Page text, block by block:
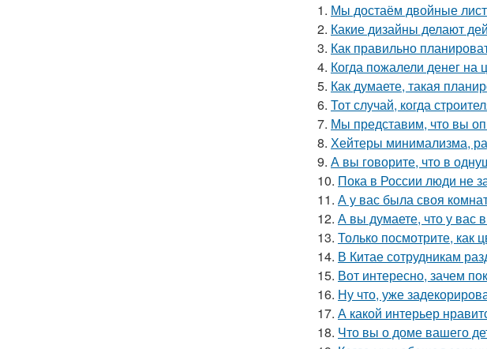
1. Мы достаём двойные
2. Какие дизайны делают
3. Как правильно
4. Когда пожалели денег
5. Как думаете, такая
6. Тот случай, когда
7. Мы представим, что вы
8. Хейтеры минимализма,
9. А вы говорите, что в
10. Пока в России люди не
11. А у вас была своя
12. А вы думаете, что у вас
13. Только посмотрите, как
14. В Китае сотрудникам
15. Вот интересно, зачем
16. Ну что, уже
17. А какой интерьер
18. Что вы о доме вашего